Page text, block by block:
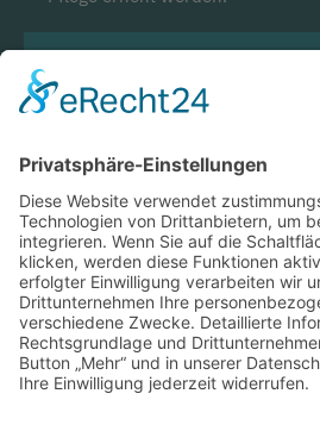
Was sind Ihre drei
an die Politik?
und nicht über sie.
Politik sollte nicht nur an den
sondern die Menschen in
Die Gesundheitsversorgung
bedroht. Die Politik sollte